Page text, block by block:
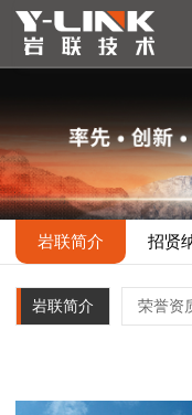
岩联简介 招贤
岩联简介 荣誉资